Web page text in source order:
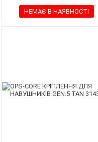
НЕМАЄ В НАЯВНОСТІ